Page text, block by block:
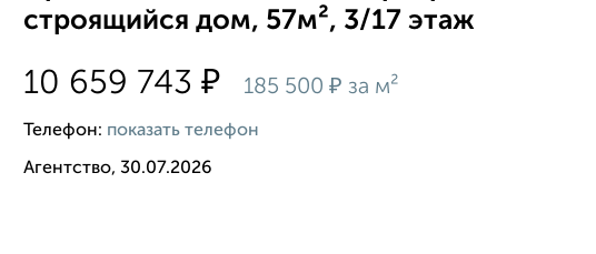
строящийся дом, 57м², 3/17 этаж
10 659 743₽ 185 500₽ за м²
Телефон: показать телефон
Агентство, 30.07.2026